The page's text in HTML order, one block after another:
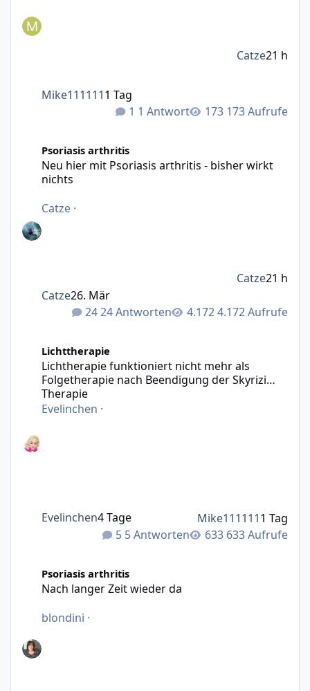
1 Antwort 173 Aufrufe
Mike1111111 Tag
Catze21 h
Psoriasis arthritis
Neu hier mit Psoriasis arthritis - bisher wirkt
nichts
Catze ·
24 Antworten 4.172 Aufrufe
Catze26. Mär
Catze21 h
Lichttherapie
Lichtherapie funktioniert nicht mehr als
Folgetherapie nach Beendigung der Skyrizi
Therapie
Evelinchen ·
5 Antworten 633 Aufrufe
Evelinchen4 Tage Mike1111111 Tag
Psoriasis arthritis
Nach langer Zeit wieder da
blondini ·